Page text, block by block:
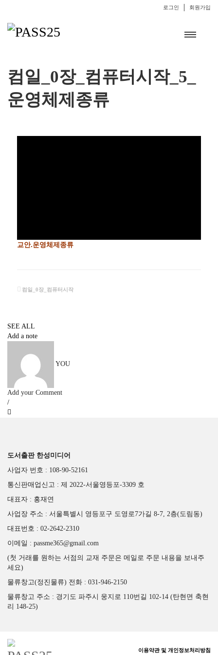
로그인 회원가입
컴일_0장_컴퓨터시작_5_
운영체제종류
교안.운영체제종류
컴일_0장_컴퓨터시작
SEE ALL
Add a note
YOU
Add your Comment
도서출판 한성미디어
사업자 번호 : 108-90-52161
통신판매업신고 : 제 2022-서울영등포-3309 호
대표자 : 홍재연
사업장 주소 : 서울특별시 영등포구 도영로7가길 8-7, 2층(도림동)
대표번호 : 02-2642-2310
이메일 : passme365@gmail.com
(첫 거래를 원하는 서점의 교재 주문은 메일로 주문 내용을 보내주
세요)
물류창고(정진물류) 전화 : 031-946-2150
물류창고 주소 : 경기도 파주시 웅지로 110번길 102-14 (탄현면 축현
리 148-25)
이용약관 및 개인정보처리방침